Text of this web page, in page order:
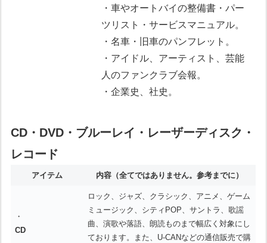
・車やオートバイの整備書・パー
ツリスト・サービスマニュアル。
・名車・旧車のパンフレット。
・アイドル、アーティスト、芸能
人のファンクラブ会報。
・企業史、社史。
CD・DVD・ブルーレイ・レーザーディスク・
レコード
アイテム 内容 （全てではありません。参考までに）
・
CD
ロック、ジャズ、クラシック、アニメ、ゲーム
ミュージック、シティPOP、サントラ、歌謡
曲、演歌や落語、朗読ものまで幅広く対象にし
ております。また、U-CANなどの通信販売で購